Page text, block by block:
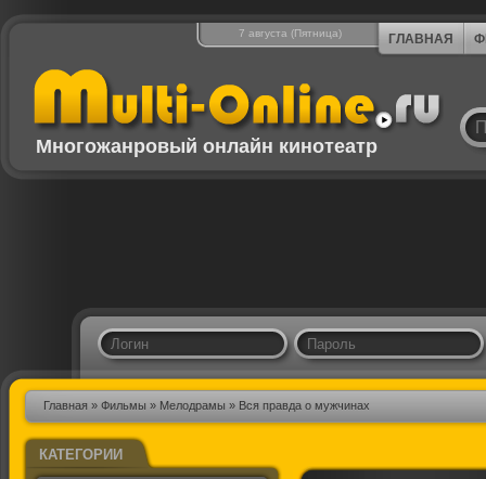
7 августа (Пятница) ГЛАВНАЯ
Многожанровый онлайн кинотеатр
Главная » Фильмы » Мелодрамы » Вся правда о мужчинах
КАТЕГОРИИ